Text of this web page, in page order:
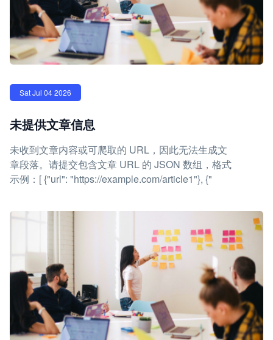
Sat Jul 04 2026
未提供文章信息
未收到文章内容或可爬取的 URL，因此无法生成文
章段落。请提交包含文章 URL 的 JSON 数组，格式
示例：[ {"url": "https://example.com/article1"}, {"